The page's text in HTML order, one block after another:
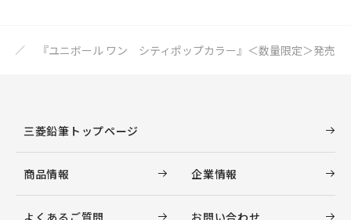
『ユニボール ワン シティポップカラー』＜数量限定＞発売
三菱鉛筆トップページ
商品情報 企業情報
よくあるご質問 お問い合わせ